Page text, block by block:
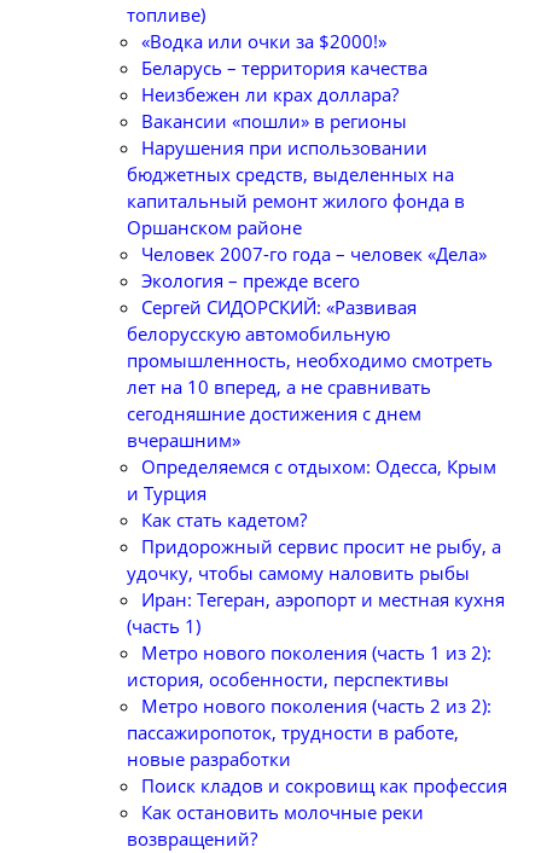
топливе)
«Водка или очки за $2000!»
Беларусь – территория качества
Неизбежен ли крах доллара?
Вакансии «пошли» в регионы
Нарушения при использовании
бюджетных средств, выделенных на
капитальный ремонт жилого фонда в
Оршанском районе
Человек 2007-го года – человек «Дела»
Экология – прежде всего
Сергей СИДОРСКИЙ: «Развивая
белорусскую автомобильную
промышленность, необходимо смотреть
лет на 10 вперед, а не сравнивать
сегодняшние достижения с днем
вчерашним»
Определяемся с отдыхом: Одесса, Крым
и Турция
Как стать кадетом?
Придорожный сервис просит не рыбу, а
удочку, чтобы самому наловить рыбы
Иран: Тегеран, аэропорт и местная кухня
(часть 1)
Метро нового поколения (часть 1 из 2):
история, особенности, перспективы
Метро нового поколения (часть 2 из 2):
пассажиропоток, трудности в работе,
новые разработки
Поиск кладов и сокровищ как профессия
Как остановить молочные реки
возвращений?